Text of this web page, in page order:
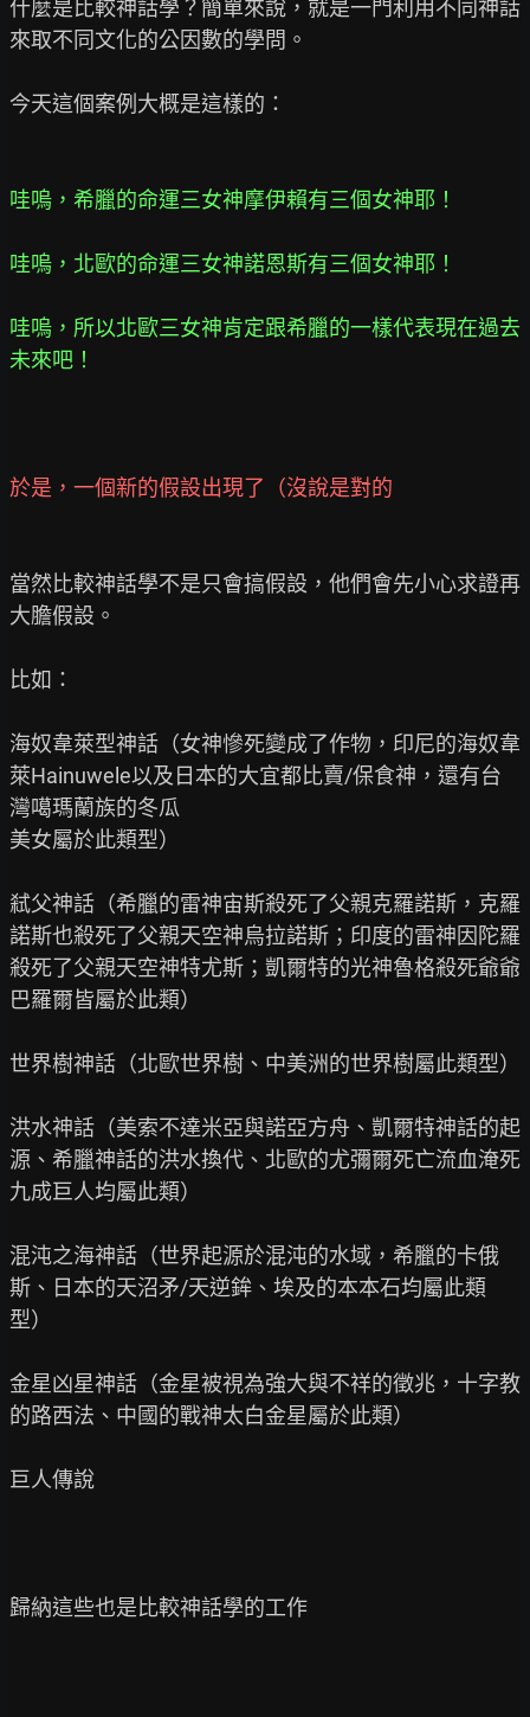
什麼是比較神話學？簡單來說，就是一門利用不同神話
來取不同文化的公因數的學問。
哇嗚，希臘的命運三女神摩伊賴有三個女神耶！
哇嗚，北歐的命運三女神諾恩斯有三個女神耶！
哇嗚，所以北歐三女神肯定跟希臘的一樣代表現在過去
於是，一個新的假設出現了（沒說是對的
當然比較神話學不是只會搞假設，他們會先小心求證再
大膽假設。
比如：
海奴韋萊型神話（女神慘死變成了作物，印尼的海奴韋
萊Hainuwele以及日本的大宜都比賣/保食神，還有台
灣噶瑪蘭族的冬瓜
美女屬於此類型）
弒父神話（希臘的雷神宙斯殺死了父親克羅諾斯，克羅
諾斯也殺死了父親天空神烏拉諾斯；印度的雷神因陀羅
殺死了父親天空神特尤斯；凱爾特的光神魯格殺死爺爺
巴羅爾皆屬於此類）
世界樹神話（北歐世界樹、中美洲的世界樹屬此類型）
洪水神話（美索不達米亞與諾亞方舟、凱爾特神話的起
源、希臘神話的洪水換代、北歐的尤彌爾死亡流血淹死
九成巨人均屬此類）
混沌之海神話（世界起源於混沌的水域，希臘的卡俄
斯、日本的天沼矛/天逆鉾、埃及的本本石均屬此類
型）
金星凶星神話（金星被視為強大與不祥的徵兆，十字教
的路西法、中國的戰神太白金星屬於此類）
巨人傳說
歸納這些也是比較神話學的工作